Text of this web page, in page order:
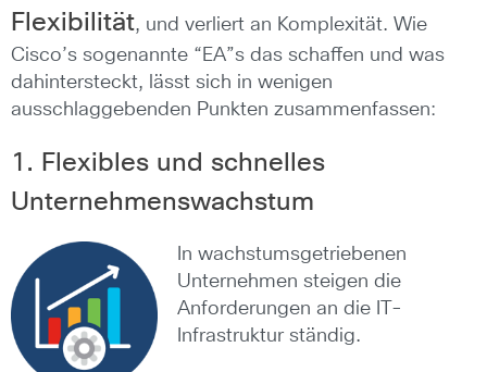
Flexibilität, und verliert an Komplexität. Wie
Cisco’s sogenannte “EA”s das schaffen und was
dahintersteckt, lässt sich in wenigen
ausschlaggebenden Punkten zusammenfassen:
1. Flexibles und schnelles
Unternehmenswachstum
In wachstumsgetriebenen
Unternehmen steigen die
Anforderungen an die IT-
Infrastruktur ständig.